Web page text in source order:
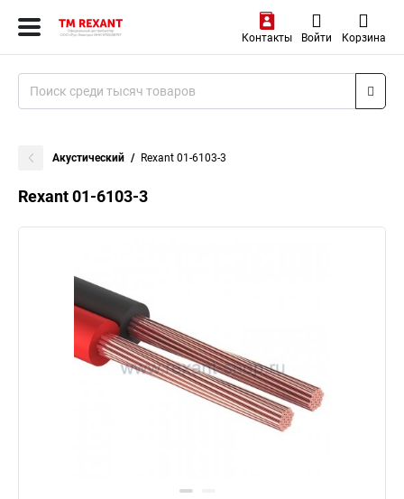
Контакты Войти Корзина
Акустический Rexant 01-6103-3
Rexant 01-6103-3